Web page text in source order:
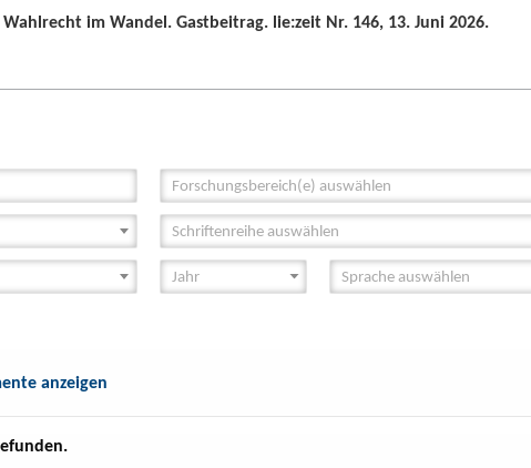
im Wandel. Gastbeitrag. lie:zeit Nr. 146, 13. Juni 2026.
Forschungsbereich(e) auswählen
Schriftenreihe auswählen
anzeigen